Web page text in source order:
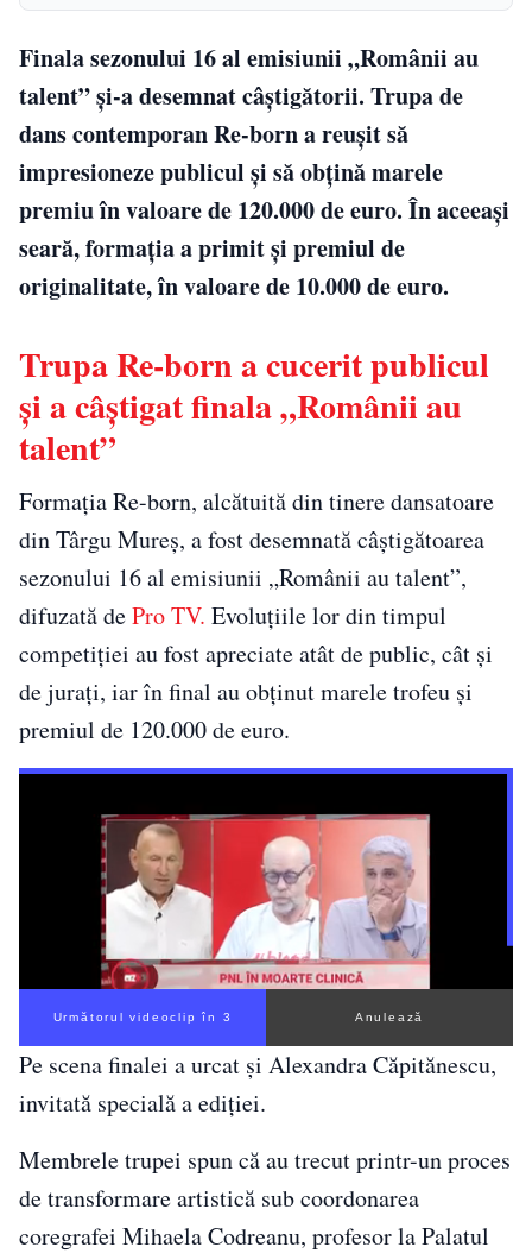
Finala sezonului 16 al emisiunii „Românii au
talent” și-a desemnat câștigătorii. Trupa de
dans contemporan Re-born a reușit să
impresioneze publicul și să obțină marele
premiu în valoare de 120.000 de euro. În aceeași
seară, formația a primit și premiul de
originalitate, în valoare de 10.000 de euro.
Trupa Re-born a cucerit publicul
și a câștigat finala „Românii au
talent”
Formația Re-born, alcătuită din tinere dansatoare
din Târgu Mureș, a fost desemnată câștigătoarea
sezonului 16 al emisiunii „Românii au talent”,
difuzată dePro TV. Evoluțiile lor din timpul
competiției au fost apreciate atât de public, cât și
de jurați, iar în final au obținut marele trofeu și
premiul de 120.000 de euro.
Următorul videoclip în 3 Anulează
Pe scena finalei a urcat și Alexandra Căpitănescu,
invitată specială a ediției.
Membrele trupei spun că au trecut printr-un proces
de transformare artistică sub coordonarea
coregrafei Mihaela Codreanu, profesor la Palatul